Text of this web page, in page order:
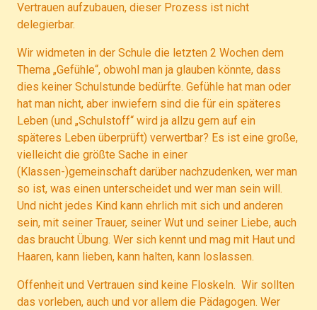
Vertrauen aufzubauen, dieser Prozess ist nicht
delegierbar.
Wir widmeten in der Schule die letzten 2 Wochen dem
Thema „Gefühle“, obwohl man ja glauben könnte, dass
dies keiner Schulstunde bedürfte. Gefühle hat man oder
hat man nicht, aber inwiefern sind die für ein späteres
Leben (und „Schulstoff“ wird ja allzu gern auf ein
späteres Leben überprüft) verwertbar? Es ist eine große,
vielleicht die größte Sache in einer
(Klassen-)gemeinschaft darüber nachzudenken, wer man
so ist, was einen unterscheidet und wer man sein will.
Und nicht jedes Kind kann ehrlich mit sich und anderen
sein, mit seiner Trauer, seiner Wut und seiner Liebe, auch
das braucht Übung. Wer sich kennt und mag mit Haut und
Haaren, kann lieben, kann halten, kann loslassen.
Offenheit und Vertrauen sind keine Floskeln. Wir sollten
das vorleben, auch und vor allem die Pädagogen. Wer